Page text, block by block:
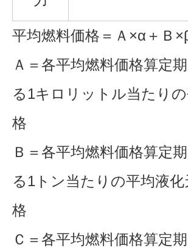
平均燃料価格＝Ａ×α＋Ｂ
Ａ＝各平均燃料価格算定
る1キロリットル当たり
格
Ｂ＝各平均燃料価格算定
る1トン当たりの平均液
格
Ｃ＝各平均燃料価格算定